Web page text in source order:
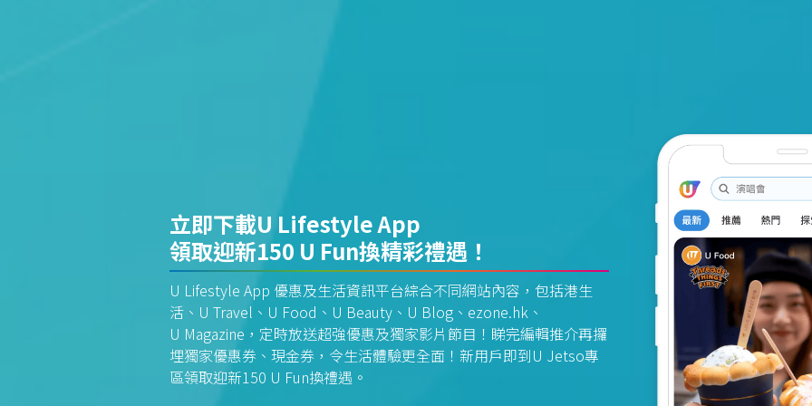
立即下載U Lifestyle App
領取迎新150 U Fun換精彩禮遇！
U Lifestyle App 優惠及生活資訊平台綜合不同網站內容，包括港生
活、U Travel、U Food、U Beauty、U Blog、ezone.hk、
U Magazine，定時放送超強優惠及獨家影片節目！睇完編輯推介再攞
埋獨家優惠券、現金券，令生活體驗更全面！新用戶即到U Jetso專
區領取迎新150 U Fun換禮遇。